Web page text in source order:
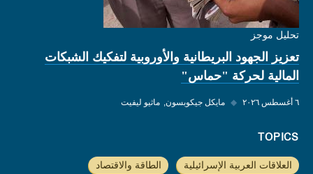
تحليل موجز
تعزيز الجهود البريطانية والأوروبية لتفكيك الشبكات
المالية لحركة "حماس"
٦ أغسطس ٢٠٢٦ ◆ مايكل جيكوبسون ماثيو ليفيت
TOPICS
العلاقات العربية الإسرائيلية الطاقة والاقتصاد